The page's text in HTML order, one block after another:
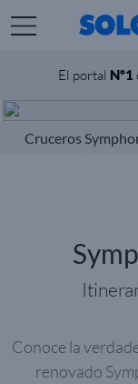
El portal Nº1
Cruceros
Conoce la
renovado